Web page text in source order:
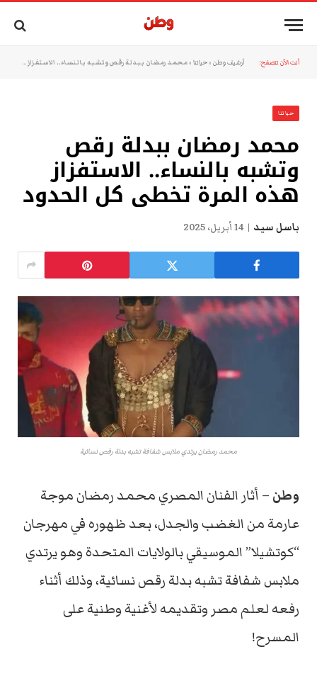
أنت الآن تتصفح: أرشيف وطن »حياتنا »محمد رمضان ببدلة رقص وتشبه بالنساء.. الاستفزاز هذه المرة تخطى كل الحدود
حياتنا
محمد رمضان ببدلة رقص
وتشبه بالنساء.. الاستفزاز
هذه المرة تخطى كل الحدود
باسل سيد 14 أبريل، 2025
محمد رمضان يرتدي ملابس شفافة تشبه بدلة رقص نسائية
وطن – أثار الفنانالمصريمحمدرمضانموجة
عارمةمنالغضبوالجدل،بعدظهورهفيمهرجان
“كوتشيلا”الموسيقيبالولاياتالمتحدةوهويرتدي
ملابسشفافةتشبهبدلةرقصنسائية،وذلك أثناء
رفعهلعلممصر وتقديمهلأغنيةوطنيةعلى
المسرح!